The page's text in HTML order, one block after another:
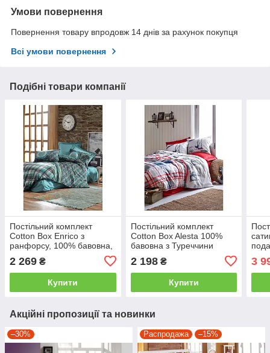
Умови повернення
Повернення товару впродовж 14 днів за рахунок покупця
Всі умови повернення
Подібні товари компанії
Постільний комплект
Cotton Box Enrico з
ранфорсу, 100% бавовна,
Туреччина двоспальний -
євро
2 269 ₴
Купити
Постільний комплект
Cotton Box Alesta 100%
бавовна з Туреччини
2 198₴
Купити
3
Акційні пропозиції та новинки
–30% Распродажа –15%